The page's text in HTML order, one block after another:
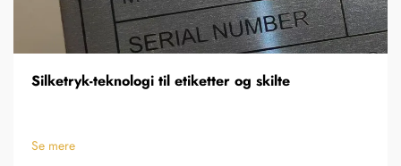
Silketryk-teknologi til etiketter og skilte
Se mere